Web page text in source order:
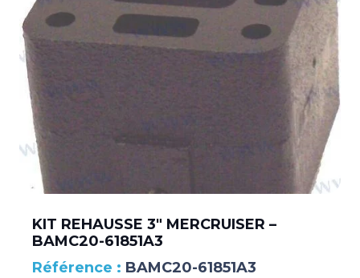
KIT REHAUSSE 3″ MERCRUISER –
BAMC20-61851A3
BAMC20-61851A3